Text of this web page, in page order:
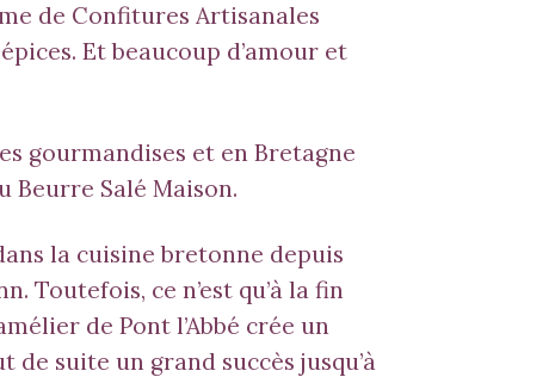
de Confitures Artisanales
Et beaucoup d’amour et
gourmandises et en Bretagne
Beurre Salé Maison.
la cuisine bretonne depuis
Toutefois, ce n’est qu’à la fin
de Pont l’Abbé crée un
suite un grand succès jusqu’à